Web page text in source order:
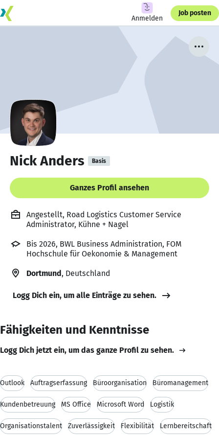
Anmelden
Job posten
Nick Anders Basis
Ganzes Profil ansehen
Angestellt, Road Logistics Customer Service
Administrator, Kühne + Nagel
Bis 2026, BWL Business Administration, FOM
Hochschule für Oekonomie & Management
Dortmund, Deutschland
Logg Dich ein, um alle Einträge zu sehen.
Fähigkeiten und Kenntnisse
Logg Dich jetzt ein, um das ganze Profil zu sehen.
Outlook Auftragserfassung Büroorganisation Büromanagement
Kundenbetreuung MS Office Microsoft Word Logistik
Organisationstalent Zuverlässigkeit Flexibilität Lernbereitschaft